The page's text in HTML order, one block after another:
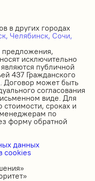
в других городах
Челябинск, Сочи,
предложения,
исключительно
публичной
437 Гражданского
Договор может быть
согласования
виде. Для
сроках и
по
форму обратной
данных
cookies